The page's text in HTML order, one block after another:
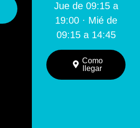
Jue de 09:15 a
19:00 · Mié de
09:15 a 14:45
Como
llegar